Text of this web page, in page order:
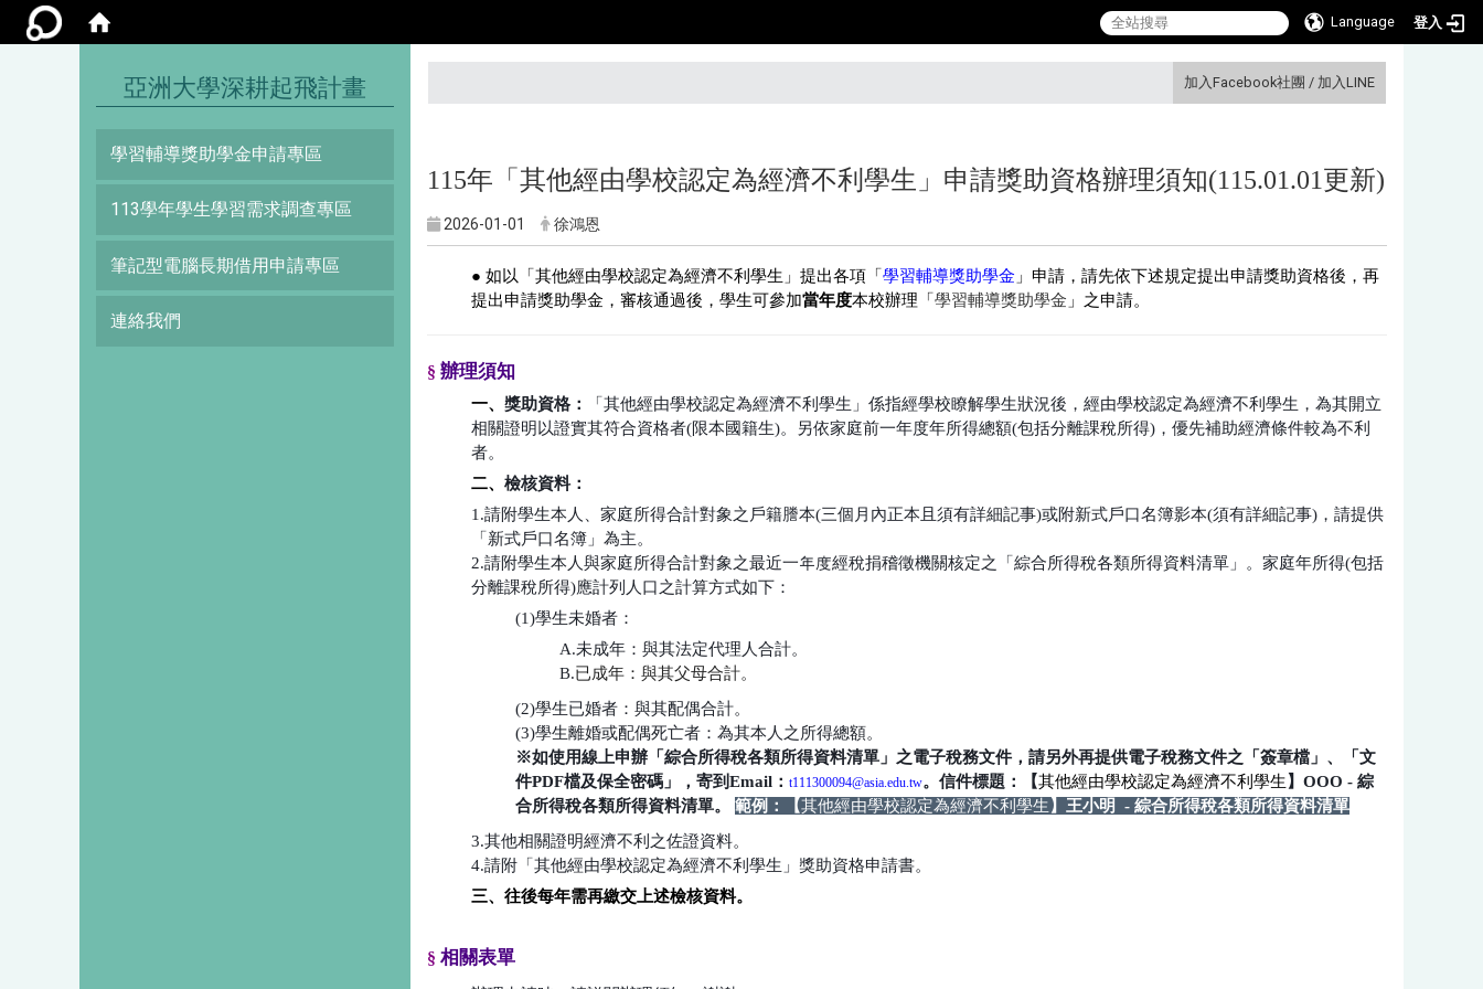
Language 登入
加入Facebook社團 / 加入LINE
亞洲大學深耕起飛計畫
學習輔導獎助學金申請專區
113學年學生學習需求調查專區
筆記型電腦長期借用申請專區
連絡我們
115年「其他經由學校認定為經濟不利學生」申請獎助資格辦理須知(115.01.01更新)
2026-01-01 徐鴻恩
● 如以「其他經由學校認定為經濟不利學生」提出各項「 學習輔導獎助學金 」 申請 ，請先依下述規定提出申請獎助資格後，再
提出申請獎助學金，審核通過後，學生可參加當年度本校辦理「 學習輔導獎助學金 」之申請。
§ 辦理須知
一、 獎助資格：
「其他經由學校認定為經濟不利學生」係指經學校瞭解學生狀況後，經由學校認定為經濟不利學生，為其開立
相關證明以證實其符合資格者(限本國籍生)。另依家庭前一年度年所得總額(包括分離課稅所得)，優先補助經濟條件較為不利
者。
二、 檢核資料：
1.請附學生本人、家庭所得合計對象之戶籍謄本(三個月內正本且須有詳細記事)或附新式戶口名簿影本(須有詳細記事)，請提供
「新式戶口名簿」為主。
2.請附學生本人與家庭所得合計對象之最近一年度經稅捐稽徵機關核定之「綜合所得稅各類所得資料清單」。家庭年所得(包括
分離課稅所得)應計列人口之計算方式如下：
(1)學生未婚者：
A.未成年：與其法定代理人合計。
B.已成年：與其父母合計。
(2)學生已婚者：與其配偶合計。
(3)學生離婚或配偶死亡者：為其本人之所得總額。
※如使用線上申辦「綜合所得稅各類所得資料清單」之電子稅務文件，請另外再提供電子稅務文件之「簽章檔」、「文
件PDF檔及保全密碼」，寄到Email： t111300094@asia.edu.tw。信件標題：【其他經由學校認定為經濟不利學生 】OOO - 綜
合所得稅各類所得資料清單。 範例：【其他經由學校認定為經濟不利學生 】 王小明 - 綜合所得稅各類所得資料清單
3.其他相關證明經濟不利之佐證資料。
4.請附「 其他經由學校認定為經濟不利學生 」獎助資格申請書。
三、往後每年需再繳交上述檢核資料。
§ 相關表單